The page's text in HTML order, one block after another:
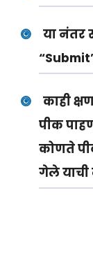
या नंतर
काही
पीक
कोणते
गेले याची